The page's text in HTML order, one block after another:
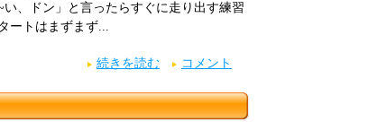
い、ドン」と言ったらすぐに走り出す練習
ートはまずまず...
続きを読む コメント